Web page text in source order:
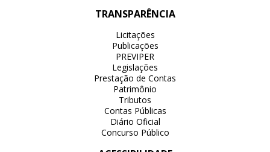
TRANSPARÊNCIA
Licitações
Publicações
PREVIPER
Legislações
Prestação de Contas
Patrimônio
Tributos
Contas Públicas
Diário Oficial
Concurso Público